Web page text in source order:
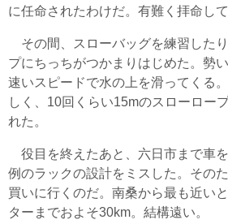
に任命されたわけだ。有難く拝命し
その間、スローバッグを練習した
プにちっちがつかまりはじめた。勢
速いスピードで水の上を滑ってくる
しく、10回くらい15mのスローロー
れた。
役目を終えたあと、六日市まで車を
例のラックの設計をミスした。その
買いに行くのだ。南桑から最も近い
ターまでおよそ30km。結構遠い。